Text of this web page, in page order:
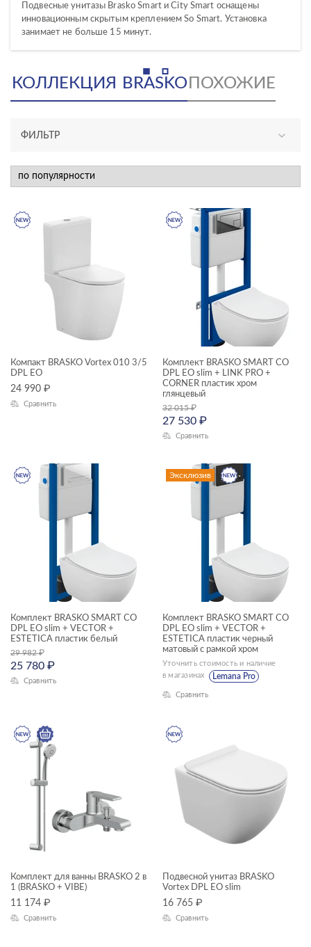
Подвесные унитазы Brasko Smart и City Smart оснащены
инновационным скрытым креплением So Smart. Установка
занимает не больше 15 минут.
КОЛЛЕКЦИЯ BRASKO ПОХОЖИЕ
ФИЛЬТР
новинка
душевое оборудование
инсталляции и комплекты
Комплекты смесителей
смесители
унитазы подвесные
унитазы-компакты
ГАБАРИТЫ
Высота, см
Глубина, см
ЦВЕТ
Компакт BRASKO Vortex 010 3/5
DPL EO
24 990 ₽
Сравнить
Комплект BRASKO SMART CO
DPL EO slim + LINK PRO +
CORNER пластик хром
глянцевый
32 015₽
27 530 ₽
Сравнить
Комплект BRASKO SMART CO
DPL EO slim + VECTOR +
ESTETICA пластик белый
29 982₽
25 780 ₽
Сравнить
Эксклюзив
Комплект BRASKO SMART CO
DPL EO slim + VECTOR +
ESTETICA пластик черный
матовый с рамкой хром
Уточнить стоимость и наличие
в магазинах
Lemana Pro
Сравнить
Комплект для ванны BRASKO 2 в
1 (BRASKO + VIBE)
11 174 ₽
Сравнить
Подвесной унитаз BRASKO
Vortex DPL EO slim
16 765 ₽
Сравнить